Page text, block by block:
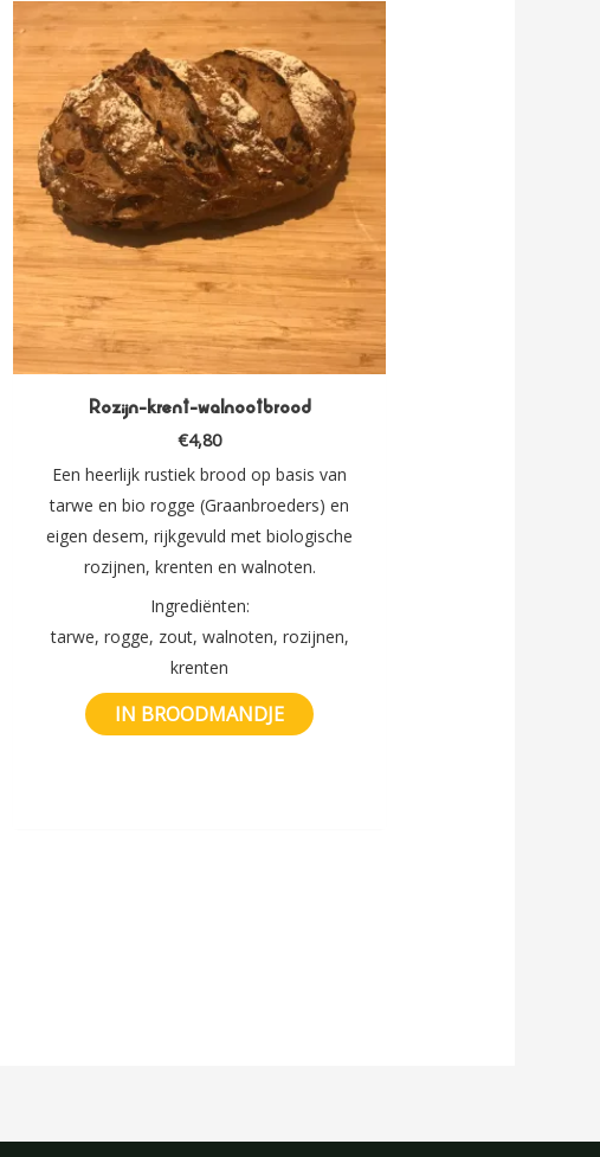
Rozijn-krent-walnootbrood
€4,80
Een heerlijk rustiek brood op basis van
tarwe en bio rogge (Graanbroeders) en
eigen desem, rijkgevuld met biologische
rozijnen, krenten en walnoten.
Ingrediënten:
tarwe, rogge, zout, walnoten, rozijnen,
krenten
IN BROODMANDJE